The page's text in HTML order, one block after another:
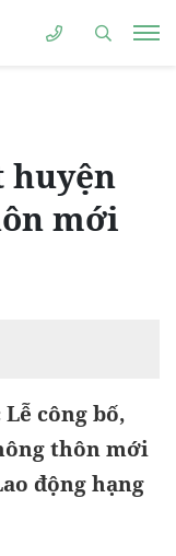
huyện
mới
công bố,
thôn mới
động hạng